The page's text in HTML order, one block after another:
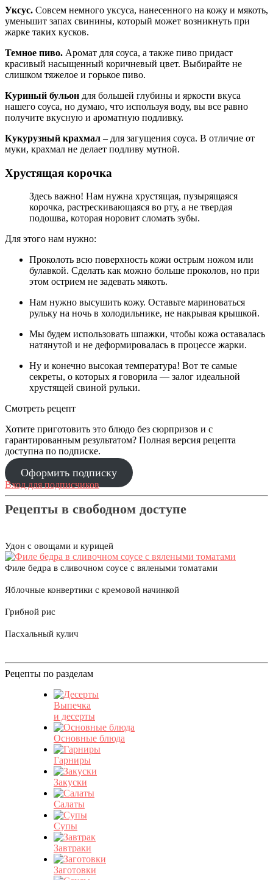
Уксус. Совсем немного уксуса, нанесенного на кожу и мякоть,
уменьшит запах свинины, который может возникнуть при
жарке таких кусков.
Темное пиво. Аромат для соуса, а также пиво придаст
красивый насыщенный коричневый цвет. Выбирайте не
слишком тяжелое и горькое пиво.
Куриный бульон для большей глубины и яркости вкуса
нашего соуса, но думаю, что используя воду, вы все равно
получите вкусную и ароматную подливку.
Кукурузный крахмал – для загущения соуса. В отличие от
муки, крахмал не делает подливу мутной.
Хрустящая корочка
Здесь важно! Нам нужна хрустящая, пузырящаяся
корочка, растрескивающаяся во рту, а не твердая
подошва, которая норовит сломать зубы.
Для этого нам нужно:
Проколоть всю поверхность кожи острым ножом или
булавкой. Сделать как можно больше проколов, но при
этом острием не задевать мякоть.
Нам нужно высушить кожу. Оставьте мариноваться
рульку на ночь в холодильнике, не накрывая крышкой.
Мы будем использовать шпажки, чтобы кожа оставалась
натянутой и не деформировалась в процессе жарки.
Ну и конечно высокая температура! Вот те самые
секреты, о которых я говорила — залог идеальной
хрустящей свиной рульки.
Смотреть рецепт
Хотите приготовить это блюдо без сюрпризов и с
гарантированным результатом? Полная версия рецепта
доступна по подписке.
Оформить подписку
Вход для подписчиков
Рецепты в свободном доступе
Удон с овощами и курицей
Филе бедра в сливочном соусе с вялеными томатами
Яблочные конвертики с кремовой начинкой
Грибной рис
Пасхальный кулич
Рецепты по разделам
Выпечка
и десерты
Основные блюда
Гарниры
Закуски
Салаты
Супы
Завтраки
Заготовки